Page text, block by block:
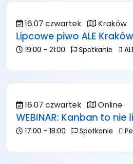
16.07 czwartek Kraków
Lipcowe piwo ALE
19:00 - 21:00 Spotkanie
16.07 czwartek Online
WEBINAR: Kanban to
17:00 - 18:00 Spotkanie